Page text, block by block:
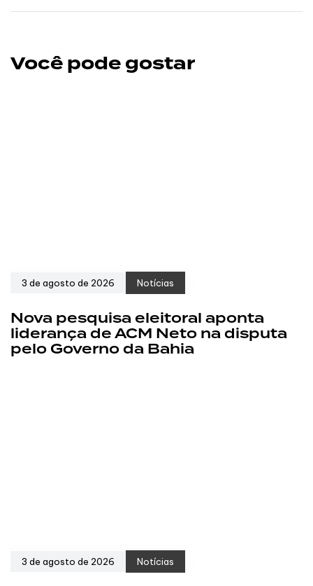
Você pode gostar
3 de agosto de 2026 Notícias
Nova pesquisa eleitoral aponta
liderança de ACM Neto na disputa
pelo Governo da Bahia
3 de agosto de 2026 Notícias